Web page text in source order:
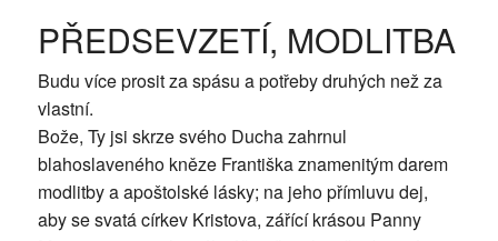
PŘEDSEVZETÍ, MODLITBA
Budu více prosit za spásu a potřeby druhých než za
vlastní.
Bože, Ty jsi skrze svého Ducha zahrnul
blahoslaveného kněze Františka znamenitým darem
modlitby a apoštolské lásky; na jeho přímluvu dej,
aby se svatá církev Kristova, zářící krásou Panny